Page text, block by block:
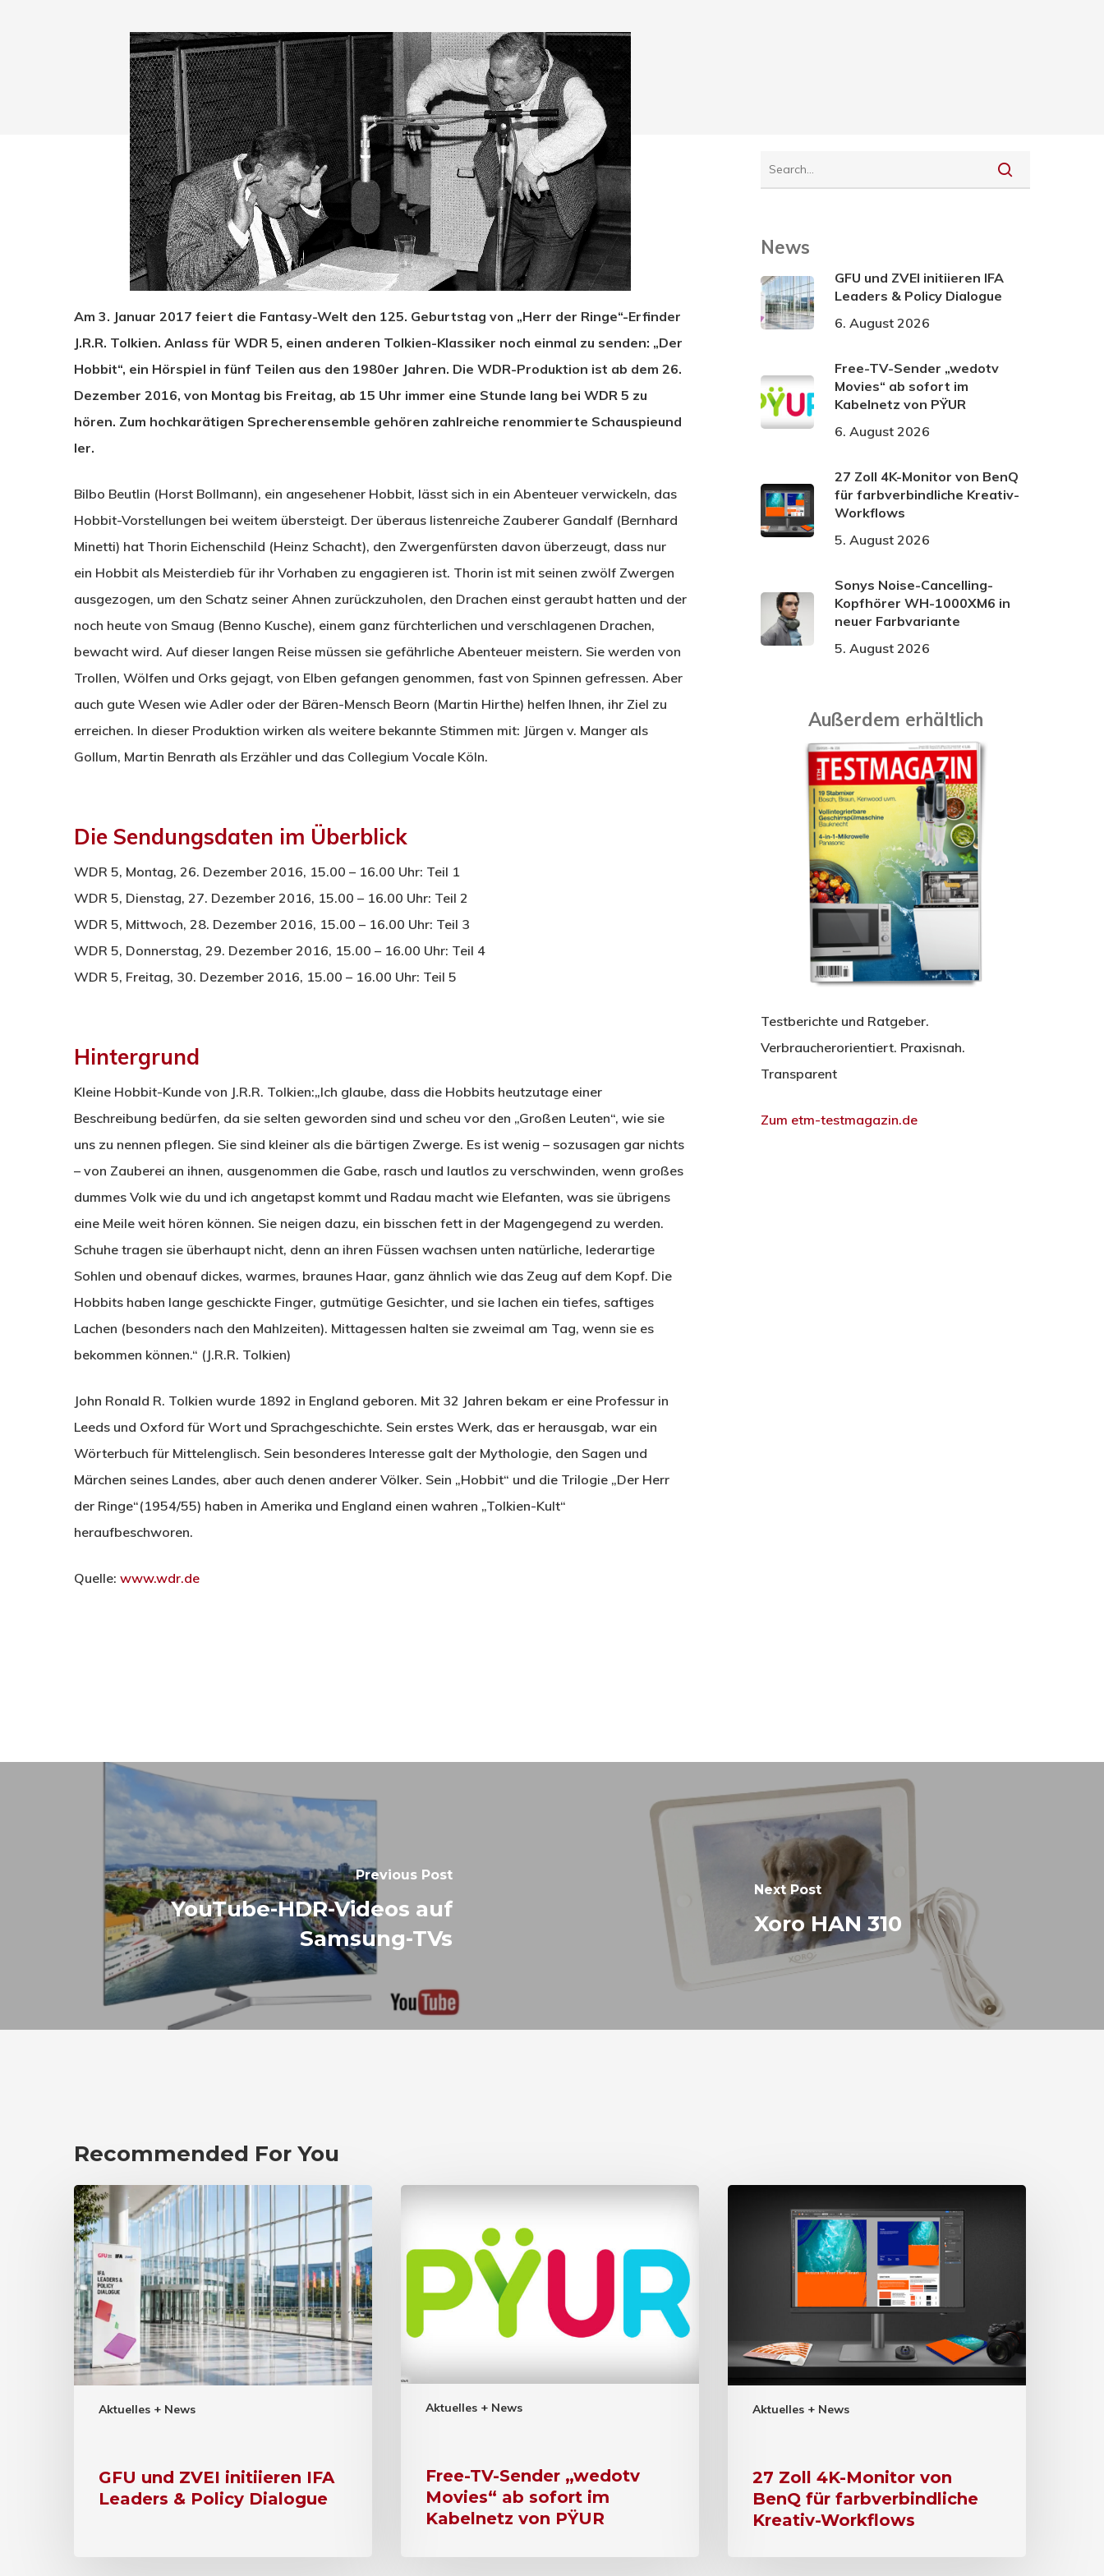
Drücken Sie Enter zum Suchen oder ESC zum Schließen.
Am 3. Januar 2017 feiert die Fantasy-Welt den 125. Geburtstag von „Herr der Ringe“-Erfinder
J.R.R. Tolkien. Anlass für WDR 5, einen anderen Tolkien-Klassiker noch einmal zu senden: „Der
Hobbit“, ein Hörspiel in fünf Teilen aus den 1980er Jahren. Die WDR-Produktion ist ab dem 26.
Dezember 2016, von Montag bis Freitag, ab 15 Uhr immer eine Stunde lang bei WDR 5 zu
hören. Zum hochkarätigen Sprecherensemble gehören zahlreiche renommierte Schauspieund
ler.
Bilbo Beutlin (Horst Bollmann), ein angesehener Hobbit, lässt sich in ein Abenteuer verwickeln, das
Hobbit-Vorstellungen bei weitem übersteigt. Der überaus listenreiche Zauberer Gandalf (Bernhard
Minetti) hat Thorin Eichenschild (Heinz Schacht), den Zwergenfürsten davon überzeugt, dass nur
ein Hobbit als Meisterdieb für ihr Vorhaben zu engagieren ist. Thorin ist mit seinen zwölf Zwergen
ausgezogen, um den Schatz seiner Ahnen zurückzuholen, den Drachen einst geraubt hatten und der
noch heute von Smaug (Benno Kusche), einem ganz fürchterlichen und verschlagenen Drachen,
bewacht wird. Auf dieser langen Reise müssen sie gefährliche Abenteuer meistern. Sie werden von
Trollen, Wölfen und Orks gejagt, von Elben gefangen genommen, fast von Spinnen gefressen. Aber
auch gute Wesen wie Adler oder der Bären-Mensch Beorn (Martin Hirthe) helfen Ihnen, ihr Ziel zu
erreichen. In dieser Produktion wirken als weitere bekannte Stimmen mit: Jürgen v. Manger als
Gollum, Martin Benrath als Erzähler und das Collegium Vocale Köln.
Die Sendungsdaten im Überblick
WDR 5, Montag, 26. Dezember 2016, 15.00 – 16.00 Uhr: Teil 1
WDR 5, Dienstag, 27. Dezember 2016, 15.00 – 16.00 Uhr: Teil 2
WDR 5, Mittwoch, 28. Dezember 2016, 15.00 – 16.00 Uhr: Teil 3
WDR 5, Donnerstag, 29. Dezember 2016, 15.00 – 16.00 Uhr: Teil 4
WDR 5, Freitag, 30. Dezember 2016, 15.00 – 16.00 Uhr: Teil 5
Hintergrund
Kleine Hobbit-Kunde von J.R.R. Tolkien:„Ich glaube, dass die Hobbits heutzutage einer
Beschreibung bedürfen, da sie selten geworden sind und scheu vor den „Großen Leuten“, wie sie
uns zu nennen pflegen. Sie sind kleiner als die bärtigen Zwerge. Es ist wenig – sozusagen gar nichts
– von Zauberei an ihnen, ausgenommen die Gabe, rasch und lautlos zu verschwinden, wenn großes
dummes Volk wie du und ich angetapst kommt und Radau macht wie Elefanten, was sie übrigens
eine Meile weit hören können. Sie neigen dazu, ein bisschen fett in der Magengegend zu werden.
Schuhe tragen sie überhaupt nicht, denn an ihren Füssen wachsen unten natürliche, lederartige
Sohlen und obenauf dickes, warmes, braunes Haar, ganz ähnlich wie das Zeug auf dem Kopf. Die
Hobbits haben lange geschickte Finger, gutmütige Gesichter, und sie lachen ein tiefes, saftiges
Lachen (besonders nach den Mahlzeiten). Mittagessen halten sie zweimal am Tag, wenn sie es
bekommen können.“ (J.R.R. Tolkien)
John Ronald R. Tolkien wurde 1892 in England geboren. Mit 32 Jahren bekam er eine Professur in
Leeds und Oxford für Wort und Sprachgeschichte. Sein erstes Werk, das er herausgab, war ein
Wörterbuch für Mittelenglisch. Sein besonderes Interesse galt der Mythologie, den Sagen und
Märchen seines Landes, aber auch denen anderer Völker. Sein „Hobbit“ und die Trilogie „Der Herr
der Ringe“(1954/55) haben in Amerika und England einen wahren „Tolkien-Kult“
heraufbeschworen.
Quelle: www.wdr.de
News
GFU und ZVEI initiieren IFA
Leaders & Policy Dialogue
6. August 2026
Free-TV-Sender „wedotv
Movies“ ab sofort im
Kabelnetz von PŸUR
6. August 2026
27 Zoll 4K-Monitor von BenQ
für farbverbindliche Kreativ-
Workflows
5. August 2026
Sonys Noise-Cancelling-
Kopfhörer WH-1000XM6 in
neuer Farbvariante
5. August 2026
Außerdem erhältlich
Testberichte und Ratgeber.
Verbraucherorientiert. Praxisnah.
Transparent
Zum etm-testmagazin.de
Previous Post
YouTube-HDR-Videos auf
Samsung-TVs
Next Post
Xoro HAN 310
Recommended For You
Aktuelles + News
GFU und ZVEI initiieren IFA
Leaders & Policy Dialogue
Aktuelles + News
Free-TV-Sender „wedotv
Movies“ ab sofort im
Kabelnetz von PŸUR
Aktuelles + News
27 Zoll 4K-Monitor von
BenQ für farbverbindliche
Kreativ-Workflows